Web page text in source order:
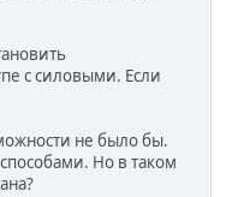
с силовыми. Если
не было бы.
Но в таком